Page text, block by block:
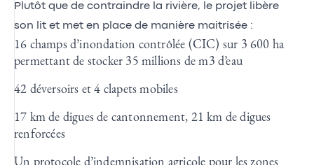
Plutôt que de contraindre la rivière, le projet libère
son lit et met en place de manière maitrisée :
16 champs d’inondation contrôlée (CIC) sur 3 600 ha
permettant de stocker 35 millions de m3 d’eau
42 déversoirs et 4 clapets mobiles
17 km de digues de cantonnement, 21 km de digues
renforcées
Un protocole d’indemnisation agricole pour les zones